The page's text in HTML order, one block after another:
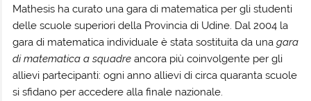
Mathesis ha curato una gara di matematica per gli studenti
delle scuole superiori della Provincia di Udine. Dal 2004 la
gara di matematica individuale è stata sostituita da unagara
di matematica a squadre ancora più coinvolgente per gli
allievi partecipanti: ogni anno allievi di circa quaranta scuole
si sfidano per accedere alla finale nazionale.